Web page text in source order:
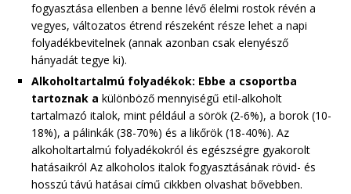
fogyasztása ellenben a benne lévő élelmi rostok révén a
vegyes, változatos étrend részeként része lehet a napi
folyadékbevitelnek (annak azonban csak elenyésző
hányadát tegye ki).
Alkoholtartalmú folyadékok: Ebbe a csoportba
tartoznak a különböző mennyiségű etil-alkoholt
tartalmazó italok, mint például a sörök (2-6%), a borok (10-
18%), a pálinkák (38-70%) és a likőrök (18-40%). Az
alkoholtartalmú folyadékokról és egészségre gyakorolt
hatásaikról Az alkoholos italok fogyasztásának rövid- és
hosszú távú hatásai című cikkben olvashat bővebben.